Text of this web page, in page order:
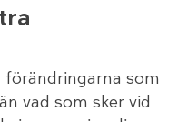
som
vad som sker vid